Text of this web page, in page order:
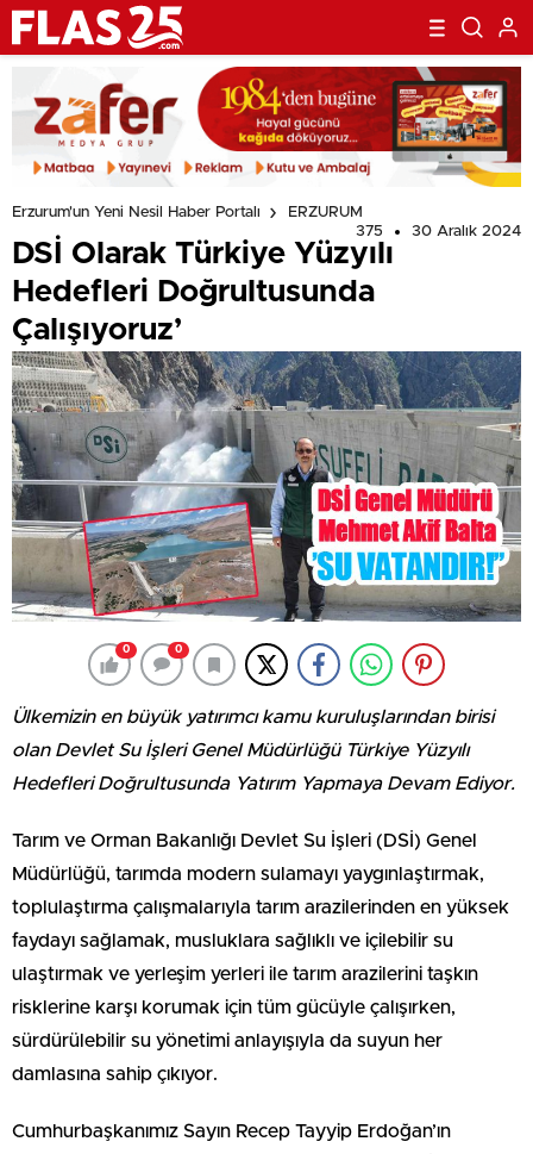
Erzurum'un Yeni Nesil Haber Portalı
ERZURUM
375
30 Aralık 2024
DSİ Olarak Türkiye Yüzyılı
Hedefleri Doğrultusunda
Çalışıyoruz’
0 0
Ülkemizin en büyük yatırımcı kamu kuruluşlarından birisi
olan Devlet Su İşleri Genel Müdürlüğü Türkiye Yüzyılı
Hedefleri Doğrultusunda Yatırım Yapmaya Devam Ediyor.
Tarım ve Orman Bakanlığı Devlet Su İşleri (DSİ) Genel
Müdürlüğü, tarımda modern sulamayı yaygınlaştırmak,
toplulaştırma çalışmalarıyla tarım arazilerinden en yüksek
faydayı sağlamak, musluklara sağlıklı ve içilebilir su
ulaştırmak ve yerleşim yerleri ile tarım arazilerini taşkın
risklerine karşı korumak için tüm gücüyle çalışırken,
sürdürülebilir su yönetimi anlayışıyla da suyun her
damlasına sahip çıkıyor.
Cumhurbaşkanımız Sayın Recep Tayyip Erdoğan’ın